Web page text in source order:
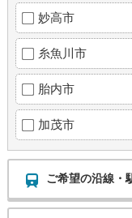
妙高市
糸魚川市
胎内市
加茂市
ご希望の沿線・